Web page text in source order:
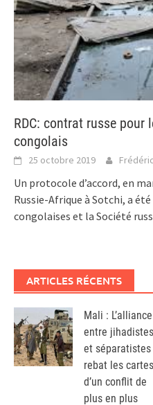
RDC: contrat russe pour
congolais
25 octobre 2019
Un protocole d’accord, en
Russie-Afrique à Sotchi, a
congolaises et la Société
ARTICLES RÉCENTS
Mali : L’alliance
entre jihadistes
et séparatistes
rebat les cartes
d’un conflit de
plus en plus